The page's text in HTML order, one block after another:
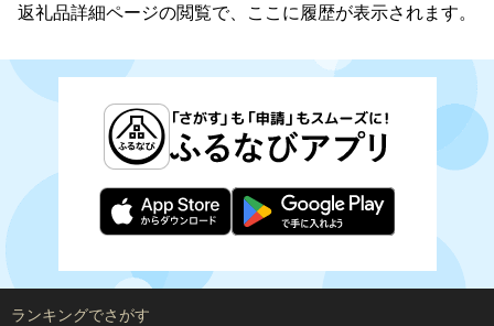
返礼品詳細ページの閲覧で、ここに履歴が表示されます。
ランキングでさがす